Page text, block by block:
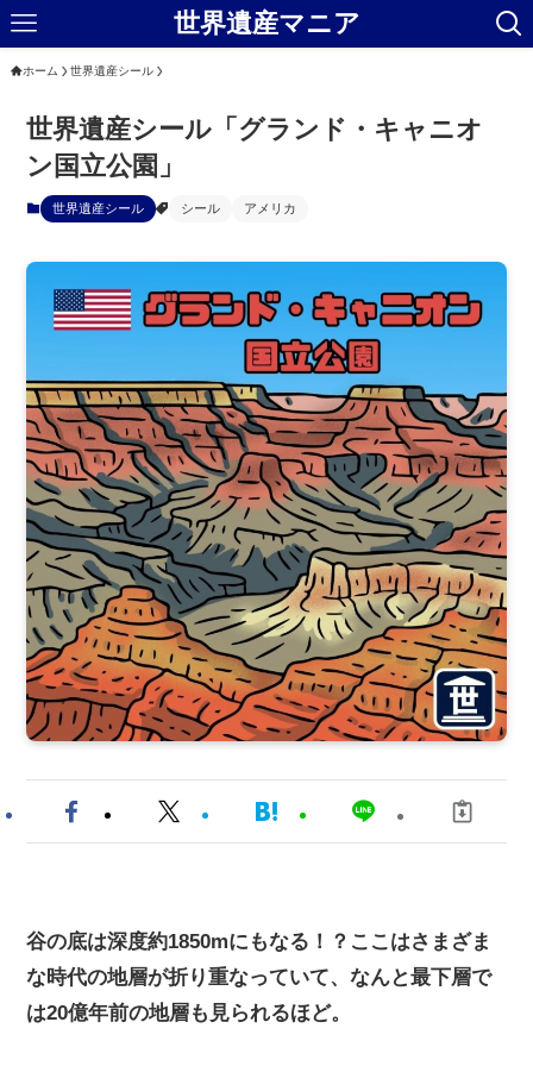
世界遺産マニア
ホーム 世界遺産シール
世界遺産シール「グランド・キャニオ
ン国立公園」
世界遺産シール シール アメリカ
谷の底は深度約1850mにもなる！？ここはさまざま
な時代の地層が折り重なっていて、なんと最下層で
は20億年前の地層も見られるほど。